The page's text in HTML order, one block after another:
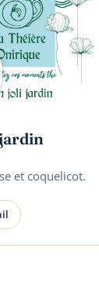
et coquelicot.